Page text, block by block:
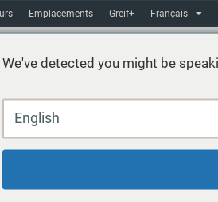
Emplacements Greif+ Français
We've detected you might be
English